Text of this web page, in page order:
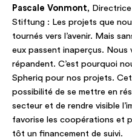
Pascale Vonmont,
Stiftung : Les projets que
tournés vers l’avenir. Mais
eux passent inaperçus. Nous
répandent. C’est pourquoi
Spheriq pour nos projets.
possibilité de se mettre en
secteur et de rendre visible
favorise les coopérations et
tôt un financement de suivi.